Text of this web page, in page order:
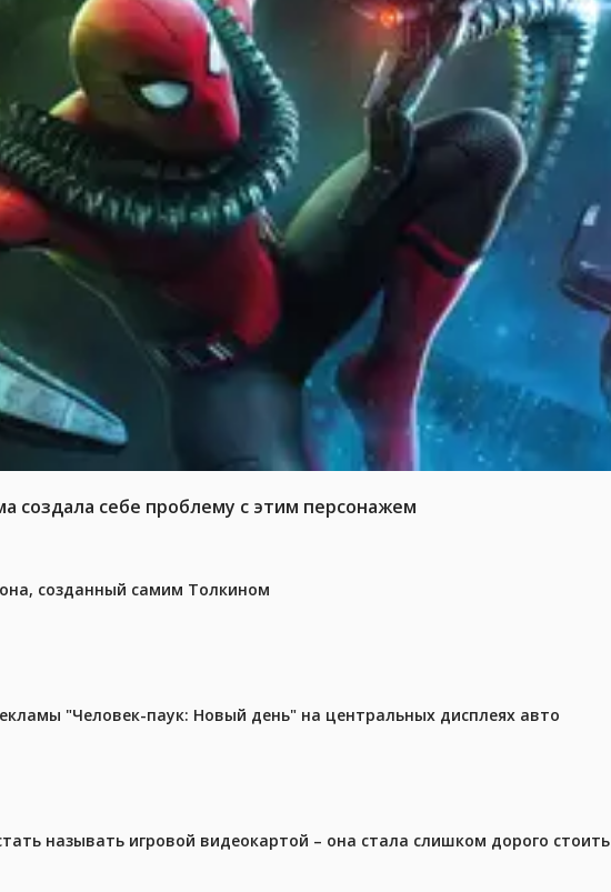
создала себе проблему с этим персонажем
созданный самим Толкином
"Человек-паук: Новый день" на центральных дисплеях авто
называть игровой видеокартой – она стала слишком дорого стоить